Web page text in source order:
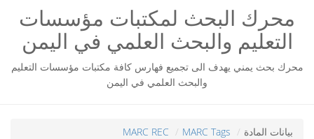
محرك البحث لمكتبات مؤسسات
التعليم والبحث العلمي في اليمن
محرك بحث يمني يهدف الى تجميع فهارس كافة مكتبات مؤسسات التعليم
والبحث العلمي في اليمن
بيانات المادة MARC Tags
MARC REC